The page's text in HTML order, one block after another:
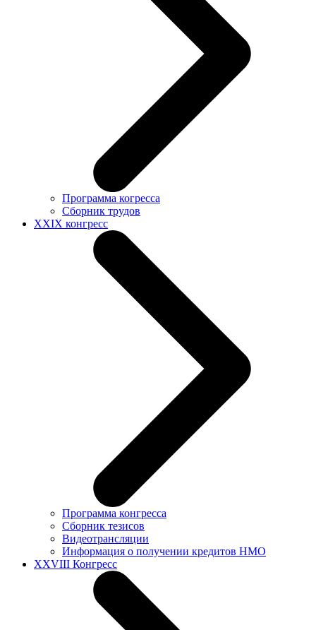
Программа когресса
Сборник трудов
XXIX конгресс
Программа конгресса
Сборник тезисов
Видеотрансляции
Информация о получении кредитов НМО
XXVIII Конгресс